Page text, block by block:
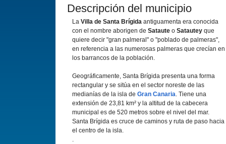
Descripción del municipio
La Villa de Santa Brí­gida antiguamenta era conocida
con el nombre aborigen de Sataute o Satautey que
quiere decir "gran palmeral" o "poblado de palmeras",
en referencia a las numerosas palmeras que crecí­an en
los barrancos de la población.
Geográficamente, Santa Brí­gida presenta una forma
rectangular y se sitúa en el sector noreste de las
medianí­as de la isla de Gran Canaria. Tiene una
extensión de 23,81 km² y la altitud de la cabecera
municipal es de 520 metros sobre el nivel del mar.
Santa Brí­gida es cruce de caminos y ruta de paso hacia
el centro de la isla.
.